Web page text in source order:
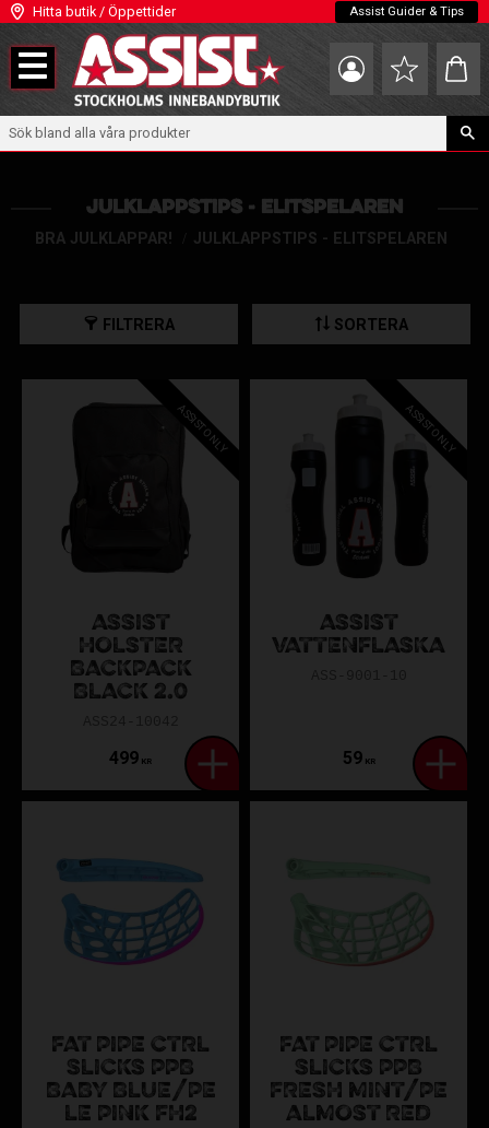
Meny
Hitta butik / Öppettider Assist Guider & Tips
Favoriter
JULKLAPPSTIPS - ELITSPELAREN
BRA JULKLAPPAR! JULKLAPPSTIPS - ELITSPELAREN
FILTRERA SORTERA
ASSIST
HOLSTER
BACKPACK
BLACK 2.0
499 KR
ASSIST ONLY
ASSIST
VATTENFLASKA
59KR
ASSIST ONLY
FAT PIPE CTRL
SLICKS PPB
BABY BLUE/PE
LE PINK FH2
FAT PIPE CTRL
SLICKS PPB
FRESH MINT/PE
ALMOST RED